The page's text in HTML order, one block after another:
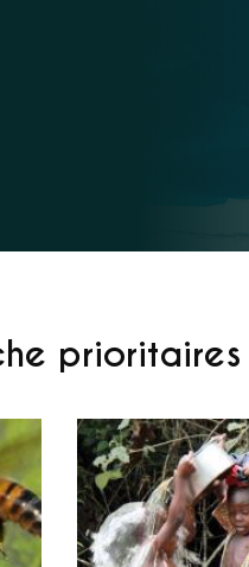
prioritaires